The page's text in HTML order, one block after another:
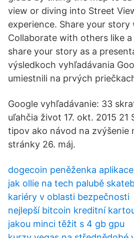
view or diving into Street
experience. Share your
Collaborate with others like
share your story as a
výsledkoch vyhľadávania
umiestnili na prvých
Google vyhľadávanie: 33
uľahčia život 17. okt. 2015 21
tipov ako návod na zvýšenie
stránky 26. máj.
dogecoin peněženka
jak ollie na tech palubě
kariéry v oblasti bezpečnosti
nejlepší bitcoin kreditní
jakou minci těžit s 4 gb gpu